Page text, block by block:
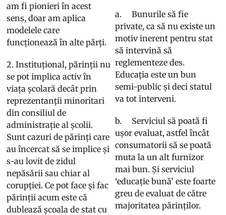
am fi pionieri în acest
sens, doar am aplica
modelele care
funcționează în alte părți.
2. Instituțional, părinții nu
se pot implica activ în
viața școlară decât prin
reprezentanții minoritari
din consiliul de
administrație al școlii.
Sunt cazuri de părinți care
au încercat să se implice și
s-au lovit de zidul
nepăsării sau chiar al
corupției. Ce pot face și fac
părinții acum este că
dublează școala de stat cu
a. Bunurile să fie
private, ca să nu existe un
motiv inerent pentru stat
să intervină să
reglementeze des.
Educația este un bun
semi-public și deci statul
va tot interveni.
b. Serviciul să poată fi
ușor evaluat, astfel încât
consumatorii să se poată
muta la un alt furnizor
mai bun. Și serviciul
‘educație bună’ este foarte
greu de evaluat de către
majoritatea părinților.